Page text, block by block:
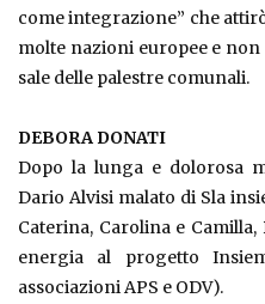
come integrazione” che
molte nazioni europee e
sale delle palestre comunali.
DEBORA DONATI
Dopo la lunga e dolorosa
Dario Alvisi malato di Sla
Caterina, Carolina e
energia al progetto
associazioni APS e ODV).